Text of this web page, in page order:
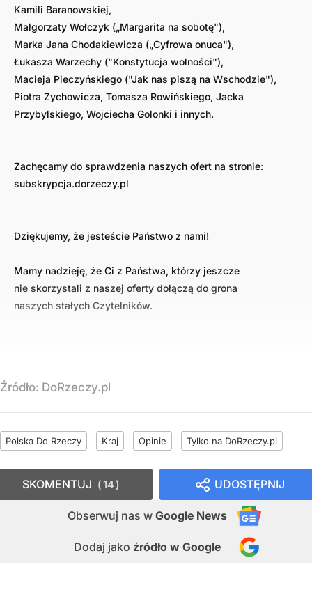
Kamili Baranowskiej,
Małgorzaty Wołczyk („Margarita na sobotę"),
Marka Jana Chodakiewicza („Cyfrowa onuca"),
Łukasza Warzechy ("Konstytucja wolności"),
Macieja Pieczyńskiego ("Jak nas piszą na Wschodzie"),
Piotra Zychowicza, Tomasza Rowińskiego, Jacka
Przybylskiego, Wojciecha Golonki i innych.
Zachęcamy do sprawdzenia naszych ofert na stronie:
subskrypcja.dorzeczy.pl
Dziękujemy, że jesteście Państwo z nami!
Mamy nadzieję, że Ci z Państwa, którzy jeszcze
nie skorzystali z naszej oferty dołączą do grona
naszych stałych Czytelników.
Źródło: DoRzeczy.pl
Polska Do Rzeczy Kraj Opinie Tylko na DoRzeczy.pl
UDOSTĘPNIJ
Obserwuj nas w Google News
Dodaj jako źródło w Google
SKOMENTUJ 14